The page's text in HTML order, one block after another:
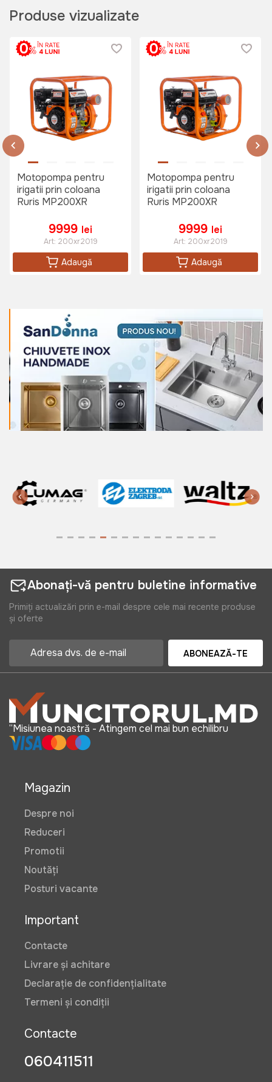
Produse vizualizate
Motopompa pentru
irigatii prin coloana
Ruris MP200XR
9999 lei
Art: 200xr2019
Adaugă
Motopompa pentru
irigatii prin coloana
Ruris MP200XR
9999 lei
Art: 200xr2019
Adaugă
Abonați-vă pentru buletine informative
Primiți actualizări prin e-mail despre cele mai recente produse
și oferte
ABONEAZĂ-TE
“Misiunea noastră - Atingem cel mai bun echilibru
Magazin
Despre noi
Reduceri
Promotii
Noutăți
Posturi vacante
Important
Contacte
Livrare și achitare
Declarație de confidențialitate
Termeni și condiții
Contacte
060411511